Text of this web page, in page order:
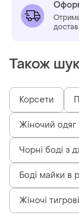
Також
Корсети
Жіночий одяг
Чорні боді з
Боді майки в
Жіночі